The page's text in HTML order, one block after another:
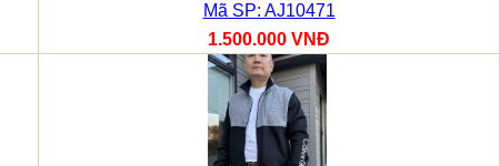
Mã SP: AJ10471
1.500.000 VNĐ